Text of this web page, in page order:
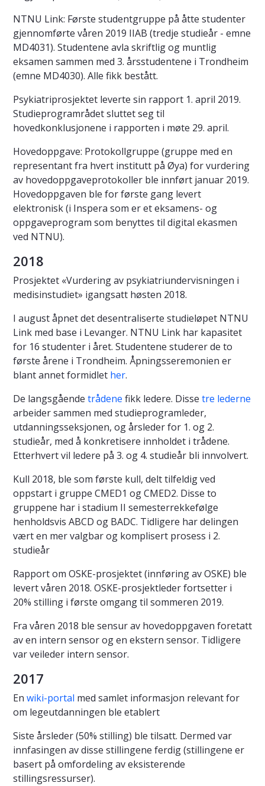
NTNU Link: Første studentgruppe på åtte studenter
gjennomførte våren 2019 IIAB (tredje studieår - emne
MD4031). Studentene avla skriftlig og muntlig
eksamen sammen med 3. årsstudentene i Trondheim
(emne MD4030). Alle fikk bestått.
Psykiatriprosjektet leverte sin rapport 1. april 2019.
Studieprogramrådet sluttet seg til
hovedkonklusjonene i rapporten i møte 29. april.
Hovedoppgave: Protokollgruppe (gruppe med en
representant fra hvert institutt på Øya) for vurdering
av hovedoppgaveprotokoller ble innført januar 2019.
Hovedoppgaven ble for første gang levert
elektronisk (i Inspera som er et eksamens- og
oppgaveprogram som benyttes til digital ekasmen
ved NTNU).
2018
Prosjektet «Vurdering av psykiatriundervisningen i
medisinstudiet» igangsatt høsten 2018.
I august åpnet det desentraliserte studieløpet NTNU
Link med base i Levanger. NTNU Link har kapasitet
for 16 studenter i året. Studentene studerer de to
første årene i Trondheim. Åpningsseremonien er
blant annet formidlet her.
De langsgående trådene fikk ledere. Disse tre lederne
arbeider sammen med studieprogramleder,
utdanningsseksjonen, og årsleder for 1. og 2.
studieår, med å konkretisere innholdet i trådene.
Etterhvert vil ledere på 3. og 4. studieår bli innvolvert.
Kull 2018, ble som første kull, delt tilfeldig ved
oppstart i gruppe CMED1 og CMED2. Disse to
gruppene har i stadium II semesterrekkefølge
henholdsvis ABCD og BADC. Tidligere har delingen
vært en mer valgbar og komplisert prosess i 2.
studieår
Rapport om OSKE-prosjektet (innføring av OSKE) ble
levert våren 2018. OSKE-prosjektleder fortsetter i
20% stilling i første omgang til sommeren 2019.
Fra våren 2018 ble sensur av hovedoppgaven foretatt
av en intern sensor og en ekstern sensor. Tidligere
var veileder intern sensor.
2017
En wiki-portal med samlet informasjon relevant for
om legeutdanningen ble etablert
Siste årsleder (50% stilling) ble tilsatt. Dermed var
innfasingen av disse stillingene ferdig (stillingene er
basert på omfordeling av eksisterende
stillingsressurser).